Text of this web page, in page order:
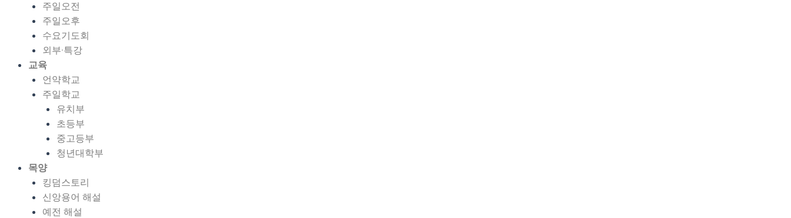
주일오전
주일오후
수요기도회
외부·특강
교육
언약학교
주일학교
유치부
초등부
중고등부
청년대학부
목양
킹덤스토리
신앙용어 해설
예전 해설